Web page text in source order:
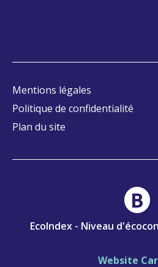
Mentions légales
Politique de confidentialité
Plan du site
EcoIndex - Niveau
B
Website